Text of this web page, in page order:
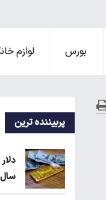
بورس لوازم
پربیننده ترین
سال